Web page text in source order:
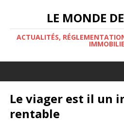
LE MONDE
ACTUALITÉS,
Le viager est il un
rentable